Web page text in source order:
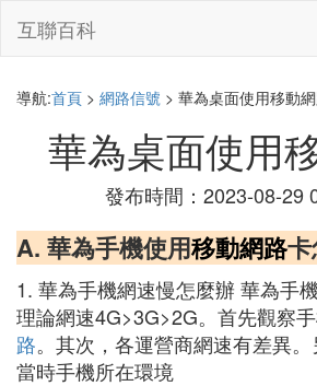
互聯百科
導航:首頁 > 網路信號 > 華為桌面使用移動
華為桌面使用
發布時間：2023-08-29
A. 華為手機使用移動網路
1. 華為手機網速慢怎麼辦 華為手
理論網速4G>3G>2G。首先觀察
路。其次，各運營商網速有差異
當時手機所在環境